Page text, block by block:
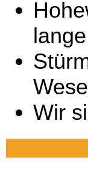
Wir